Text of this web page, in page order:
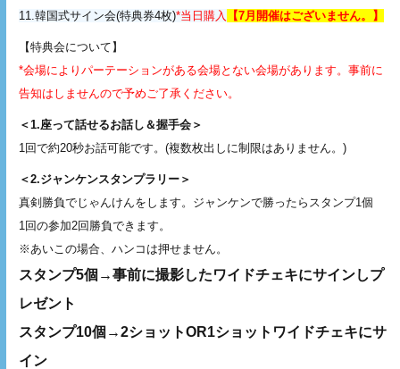
11.韓国式サイン会(特典券4枚)*当日購入 【7月開催はございません。】
【特典会について】
*会場によりパーテーションがある会場とない会場があります。事前に
告知はしませんので予めご了承ください。
＜1.座って話せるお話し＆握手会＞
1回で約20秒お話可能です。(複数枚出しに制限はありません。)
＜2.ジャンケンスタンプラリー＞
真剣勝負でじゃんけんをします。ジャンケンで勝ったらスタンプ1個
1回の参加2回勝負できます。
※あいこの場合、ハンコは押せません。
スタンプ5個→事前に撮影したワイドチェキにサインしプ
レゼント
スタンプ10個→2ショットOR1ショットワイドチェキにサ
イン